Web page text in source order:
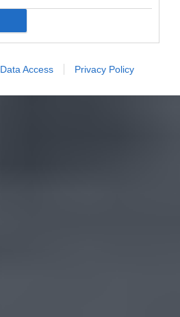
Data Access Privacy Policy